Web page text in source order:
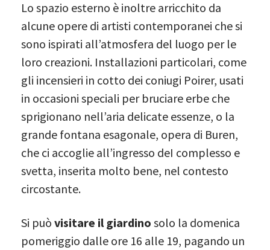
Lo spazio esterno è inoltre arricchito da
alcune opere di artisti contemporanei che si
sono ispirati all’atmosfera del luogo per le
loro creazioni. Installazioni particolari, come
gli incensieri in cotto dei coniugi Poirer, usati
in occasioni speciali per bruciare erbe che
sprigionano nell’aria delicate essenze, o la
grande fontana esagonale, opera di Buren,
che ci accoglie all’ingresso deI complesso e
svetta, inserita molto bene, nel contesto
circostante.
Si può visitare il giardino solo la domenica
pomeriggio dalle ore 16 alle 19, pagando un